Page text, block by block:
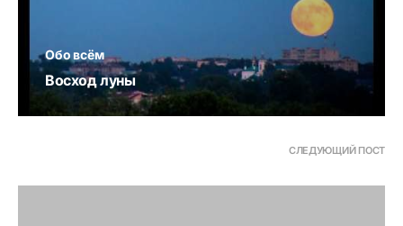
Обо всём
Восход луны
СЛЕДУЮЩИЙ ПОСТ